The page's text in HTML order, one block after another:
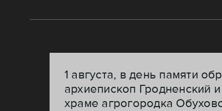
1 августа, в день памяти
архиепископ Гродненский
храме агрогородка